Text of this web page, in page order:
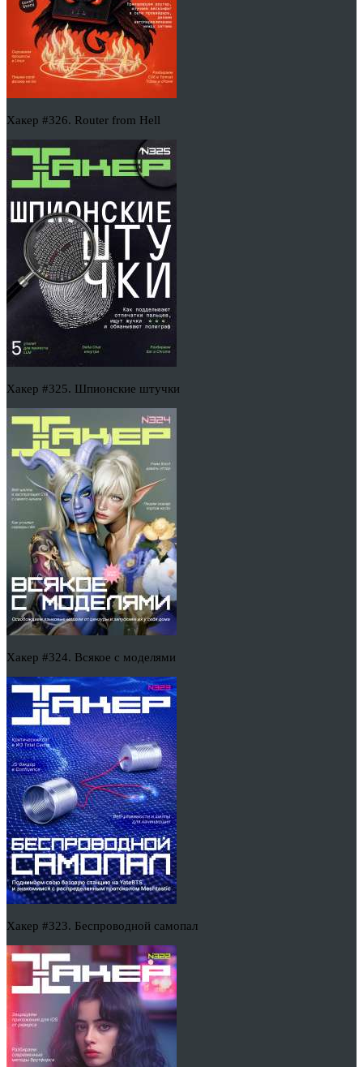
Хакер #326. Router from Hell
Хакер #325. Шпионские штучки
Хакер #324. Всякое с моделями
Хакер #323. Беспроводной самопал